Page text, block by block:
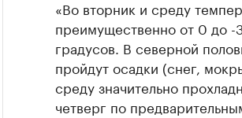
«Во вторник и среду
преимущественно от 0 до -
градусов. В северной
пройдут осадки (снег,
среду значительно
четверг по